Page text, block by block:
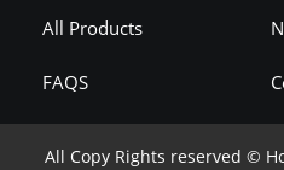
All Products
FAQS
All Copy Rights reserved ©